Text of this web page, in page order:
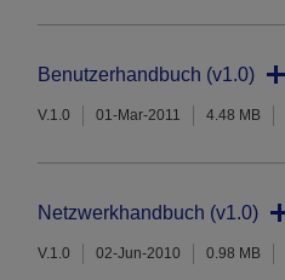
Benutzerhandbuch (v1.0)
V.1.0 01-Mar-2011 4.48 MB
Netzwerkhandbuch (v1.0)
V.1.0 02-Jun-2010 0.98 MB